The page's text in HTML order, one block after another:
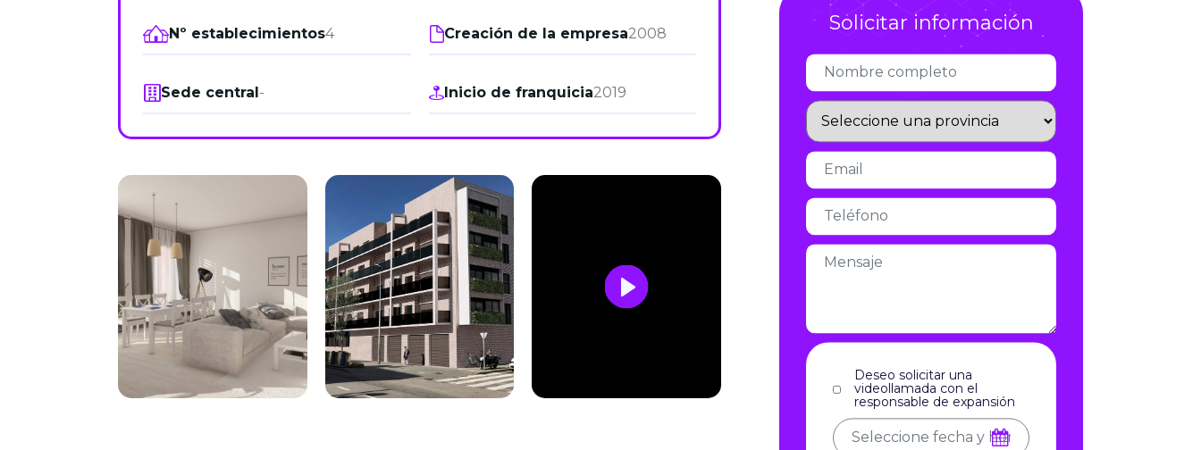
de octubre
VER MÁS
Infórmate
Nº establecimientos4 Creación de la empresa2008
Sede central - Inicio de franquicia2019
Solicitar información
Deseo solicitar una
videollamada con el
responsable de expansión